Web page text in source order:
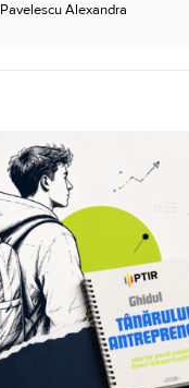
Pavelescu Alexandra